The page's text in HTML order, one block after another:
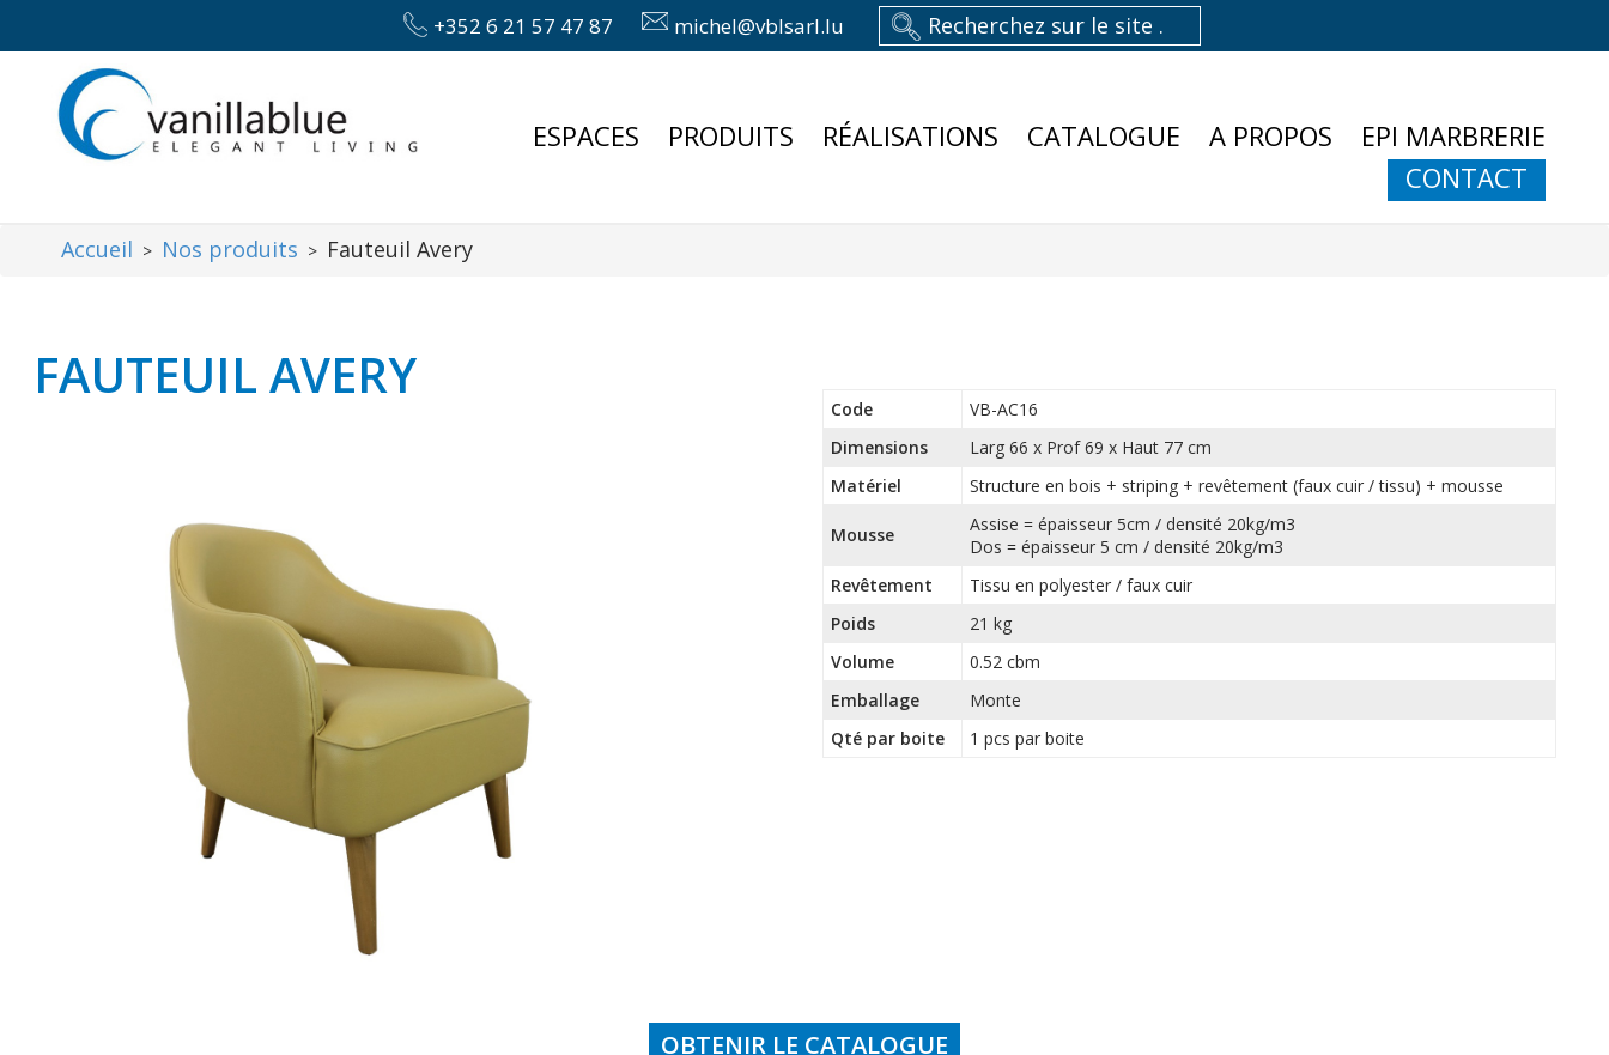
+352 6 21 57 47 87 michel@vblsarl.lu
ESPACES PRODUITS RÉALISATIONS CATALOGUE A PROPOS
EPI MARBRERIE
CONTACT
Accueil > Nos produits > Fauteuil Avery
FAUTEUIL AVERY
Code
VB-AC16
Dimensions
Larg 66 x Prof 69 x Haut 77 cm
Matériel
Structure en bois + striping + revêtement (faux cuir / tissu) + mousse
Mousse
Assise = épaisseur 5cm / densité 20kg/m3
Dos = épaisseur 5 cm / densité 20kg/m3
Revêtement
Tissu en polyester / faux cuir
Poids
21 kg
Volume
0.52 cbm
Emballage
Monte
Qté par boite
1 pcs par boite
OBTENIR LE CATALOGUE